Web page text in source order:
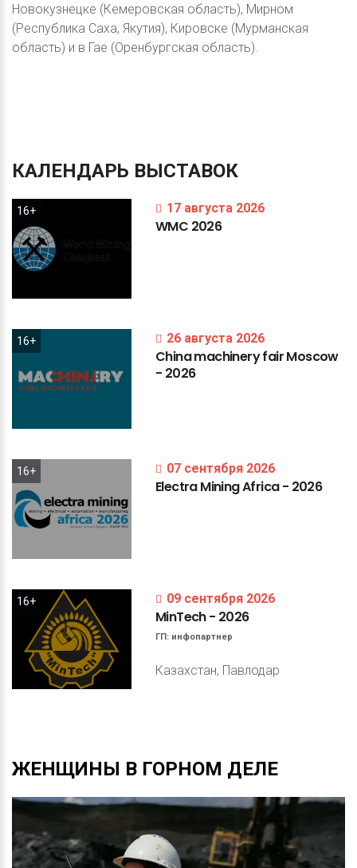
Новокузнецке (Кемеровская область), Мирном
(Республика Саха, Якутия), Кировске (Мурманская
область) и в Гае (Оренбургская область).
КАЛЕНДАРЬ ВЫСТАВОК
16+ 17 августа 2026
WMC 2026
16+ 26 августа 2026
ChinamachineryfairMoscow
- 2026
16+ 07 сентября 2026
ElectraMiningAfrica- 2026
16+ 09 сентября 2026
MinTech- 2026
ГП: инфопартнер
Казахстан, Павлодар
ЖЕНЩИНЫ В ГОРНОМ ДЕЛЕ